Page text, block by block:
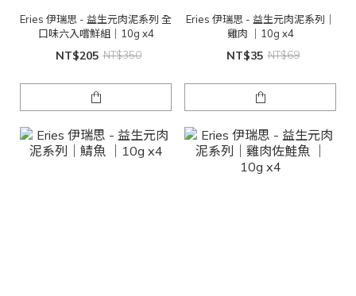
Eries 伊瑞思 - 益生元肉泥系列 全
口味六入嚐鮮組｜10g x4
NT$205 NT$350
Eries 伊瑞思 - 益生元肉泥系列｜
雞肉 ｜10g x4
NT$35 NT$69